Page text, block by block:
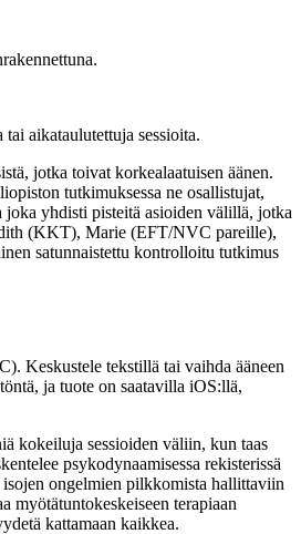
aikataulutettuja sessioita.
jotka toivat korkealaatuisen äänen.
tutkimuksessa ne osallistujat,
yhdisti pisteitä asioiden välillä, jotka
(KKT), Marie (EFT/NVC pareille),
satunnaistettu kontrolloitu tutkimus
Keskustele tekstillä tai vaihda ääneen
ja tuote on saatavilla iOS:llä,
kokeiluja sessioiden väliin, kun taas
psykodynaamisessa rekisterissä
ongelmien pilkkomista hallittaviin
myötätuntokeskeiseen terapiaan
kattamaan kaikkea.